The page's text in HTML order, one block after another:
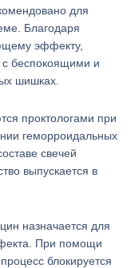
для
Благодаря
эффекту,
беспокоящими и
шишках.
проктологами при
геморроидальных
свечей
выпускается в
назначается для
При помощи
блокируется